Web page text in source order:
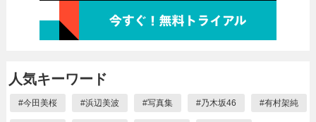
人気キーワード
#今田美桜 #浜辺美波 #写真集 #乃木坂46 #有村架純